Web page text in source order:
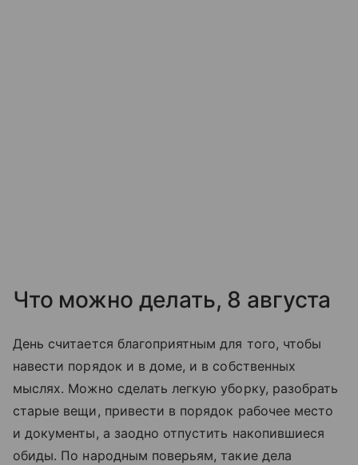
Что можно делать, 8 августа
День считается благоприятным для того, чтобы
навести порядок и в доме, и в собственных
мыслях. Можно сделать легкую уборку, разобрать
старые вещи, привести в порядок рабочее место
и документы, а заодно отпустить накопившиеся
обиды. По народным поверьям, такие дела